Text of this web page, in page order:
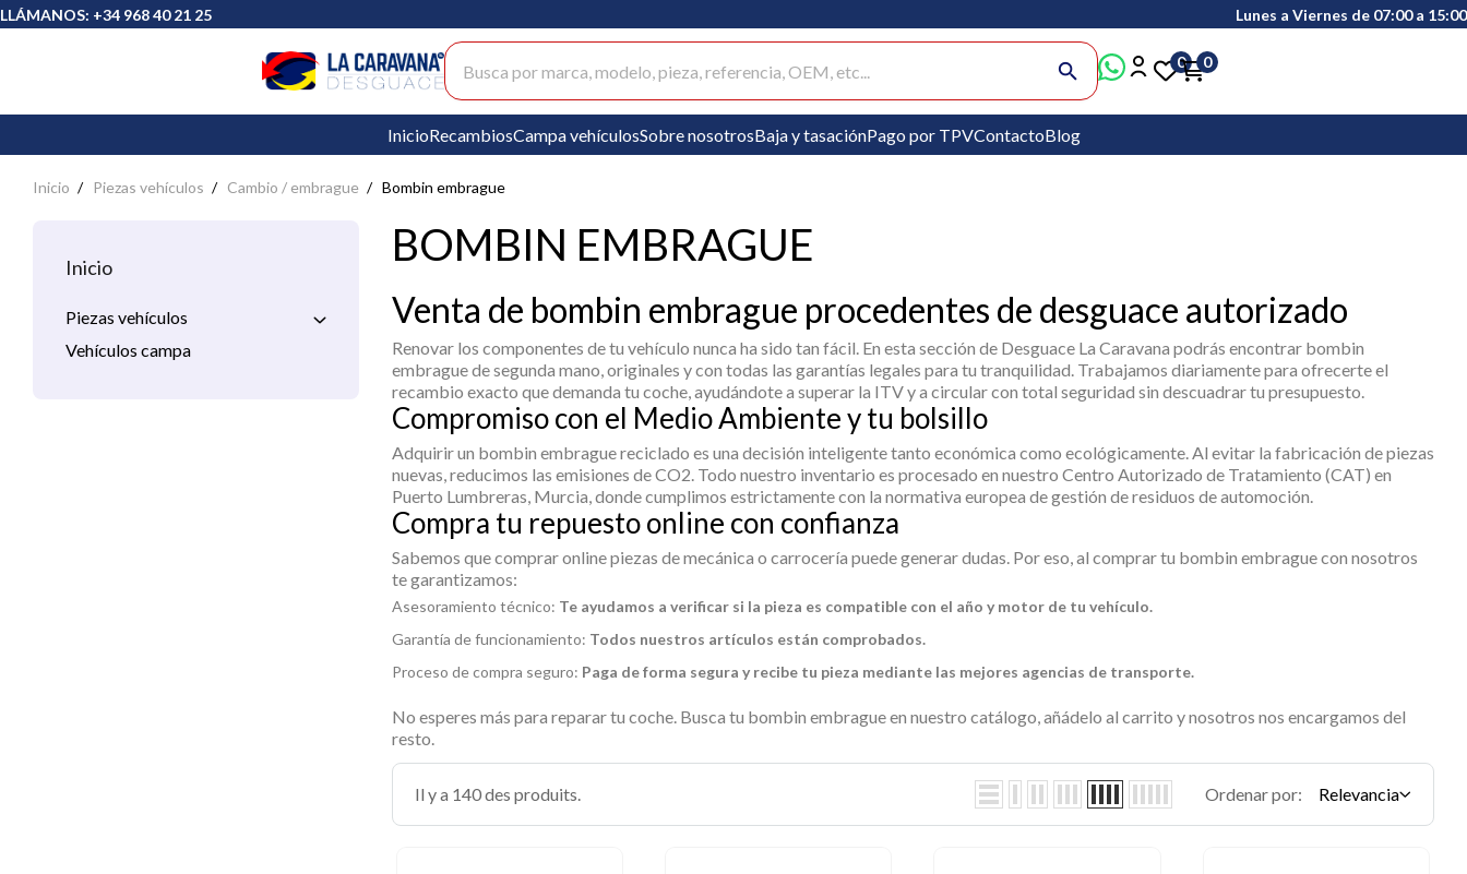
LLÁMANOS: +34 968 40 21 25 Lunes a Viernes de 07:00 a 15:00
Buscar productos
search 0 0
InicioRecambiosCampa vehículosSobre nosotrosBaja y tasaciónPago por TPVContactoBlog
Inicio Piezas vehículos Cambio / embrague Bombin embrague
Inicio
Piezas vehículos
Vehículos campa
BOMBIN EMBRAGUE
Venta de bombin embrague procedentes de desguace autorizado
Renovar los componentes de tu vehículo nunca ha sido tan fácil. En esta sección de Desguace La Caravana podrás encontrar bombin
embraguede segunda mano, originales y con todas las garantías legales para tu tranquilidad. Trabajamos diariamente para ofrecerte el
recambio exacto que demanda tu coche, ayudándote a superar la ITV y a circular con total seguridad sin descuadrar tu presupuesto.
Compromiso con el Medio Ambiente y tu bolsillo
Adquirir un bombin embraguereciclado es una decisión inteligente tanto económica como ecológicamente. Al evitar la fabricación de piezas
nuevas, reducimos las emisiones de CO2. Todo nuestro inventario es procesado en nuestro Centro Autorizado de Tratamiento (CAT) en
Puerto Lumbreras, Murcia, donde cumplimos estrictamente con la normativa europea de gestión de residuos de automoción.
Compra tu repuesto online con confianza
Sabemos que comprar online piezas de mecánica o carrocería puede generar dudas. Por eso, al comprar tu bombin embraguecon nosotros
te garantizamos:
Asesoramiento técnico: Te ayudamos a verificar si la pieza es compatible con el año y motor de tu vehículo.
Garantía de funcionamiento: Todos nuestros artículos están comprobados.
Proceso de compra seguro: Paga de forma segura y recibe tu pieza mediante las mejores agencias de transporte.
No esperes más para reparar tu coche. Busca tu bombin embragueen nuestro catálogo, añádelo al carrito y nosotros nos encargamos del
resto.
Il y a 140 des produits. Ordenar por: Relevancia